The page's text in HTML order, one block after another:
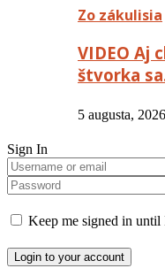
Zo zákulisia
VIDEO Aj
štvorka
5 augusta, 2026
Sign In
Keep me signed in until